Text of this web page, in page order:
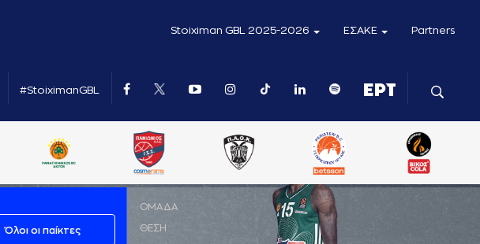
Stoiximan GBL 2025-2026 ΕΣΑΚΕ Partners
#StoiximanGBL
Όλοι οι παίκτες
ΟΜΑΔΑ
ΘΕΣΗ PF